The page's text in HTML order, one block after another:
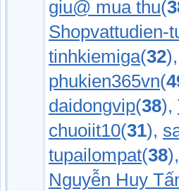
giu@ mua thu(
Shopvattudien-
tinhkiemiga(32),
phukien365vn(
daidongvip(38),
chuoiit10(31),
tupailompat(38),
Nguyễn Huy